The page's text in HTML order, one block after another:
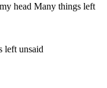
head Many things left
left unsaid